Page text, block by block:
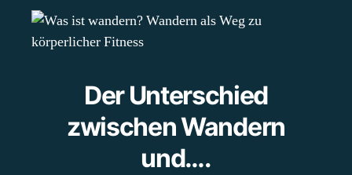
Der Unterschied
zwischen Wandern
und….